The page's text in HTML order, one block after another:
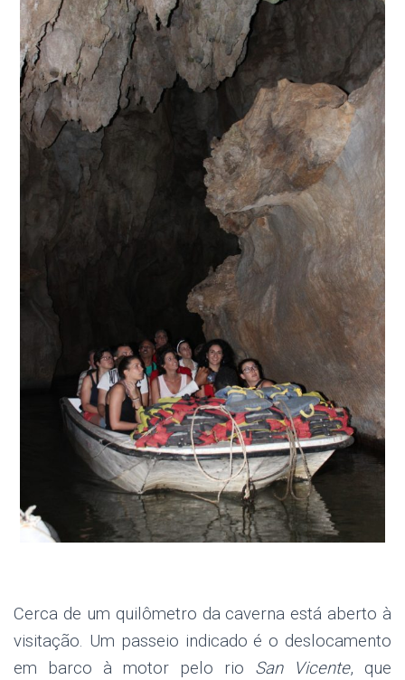
Cerca de um quilômetro da caverna está aberto à
visitação. Um passeio indicado é o deslocamento
em barco à motor pelo rio San Vicente, que